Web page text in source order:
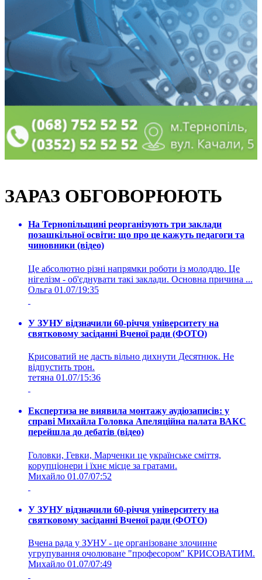
ЗАРАЗ ОБГОВОРЮЮТЬ
На Тернопільщині реорганізують три заклади
позашкільної освіти: що про це кажуть педагоги та
чиновники (відео)
Це абсолютно різні напрямки роботи із молоддю. Це
нігелізм - об'єднувати такі заклади. Основна причина ...
Ольга 01.07/19:35
У ЗУНУ відзначили 60-річчя університету на
святковому засіданні Вченої ради (ФОТО)
Крисоватий не дасть вільно дихнути Десятнюк. Не
відпустить трон.
тетяна 01.07/15:36
Експертиза не виявила монтажу аудіозаписів: у
справі Михайла Головка Апеляційна палата ВАКС
перейшла до дебатів (відео)
Головки, Гевки, Марченки це українське сміття,
корупціонери і їхнє місце за гратами.
Михайло 01.07/07:52
У ЗУНУ відзначили 60-річчя університету на
святковому засіданні Вченої ради (ФОТО)
Вчена рада у ЗУНУ - це організоване злочинне
угрупування очолюване "професором" КРИСОВАТИМ.
Михайло 01.07/07:49